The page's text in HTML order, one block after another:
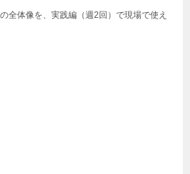
全体像を、実践編（週2回）で現場で使え